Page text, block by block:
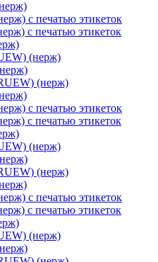
с печатью этикеток
с печатью этикеток
(нерж)
(нерж)
с печатью этикеток
с печатью этикеток
(нерж)
(нерж)
с печатью этикеток
с печатью этикеток
(нерж)